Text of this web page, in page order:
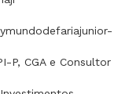
P, CGA e Consultor